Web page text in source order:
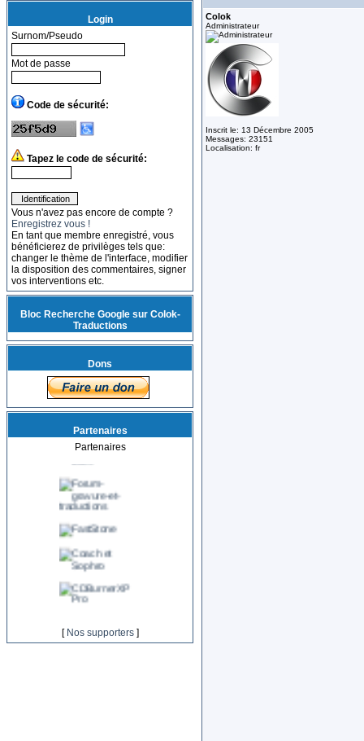
Login
Surnom/Pseudo
Mot de passe
Code de sécurité:
Tapez le code de sécurité:
Vous n'avez pas encore de compte ?
Enregistrez vous !
En tant que membre enregistré, vous
bénéficierez de privilèges tels que:
changer le thème de l'interface, modifier
la disposition des commentaires, signer
vos interventions etc.
Bloc Recherche Google sur Colok-
Traductions
Dons
Partenaires
Partenaires
[ Nos supporters]
Colok
Administrateur
Inscrit le: 13 Décembre 2005
Messages: 23151
Localisation: fr